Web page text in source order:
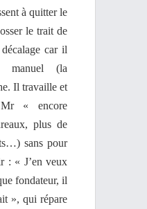
à quitter le
le trait de
car il
manuel (la
Il travaille et
« encore
plus de
sans pour
: « J’en veux
fondateur, il
», qui répare